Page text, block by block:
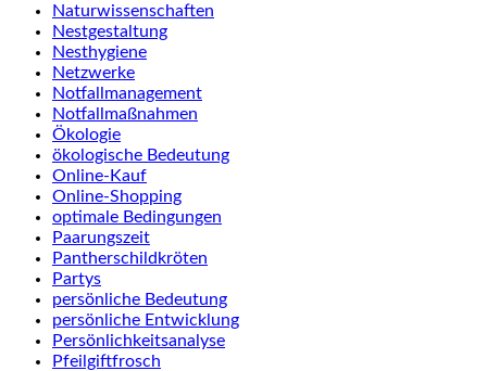
Naturwissenschaften
Nestgestaltung
Nesthygiene
Netzwerke
Notfallmanagement
Notfallmaßnahmen
Ökologie
ökologische Bedeutung
Online-Kauf
Online-Shopping
optimale Bedingungen
Paarungszeit
Pantherschildkröten
Partys
persönliche Bedeutung
persönliche Entwicklung
Persönlichkeitsanalyse
Pfeilgiftfrosch